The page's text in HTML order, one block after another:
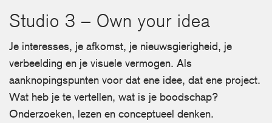
Studio 3 – Own your idea
Je interesses, je afkomst, je nieuwsgierigheid, je
verbeelding en je visuele vermogen. Als
aanknopingspunten voor dat ene idee, dat ene project.
Wat heb je te vertellen, wat is je boodschap?
Onderzoeken, lezen en conceptueel denken.